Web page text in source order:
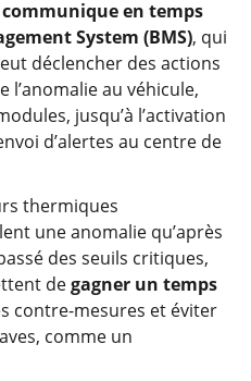
communique en temps
System (BMS), qui
déclencher des actions
l’anomalie au véhicule,
jusqu’à l’activation
d’alertes au centre de
thermiques
une anomalie qu’après
des seuils critiques,
degagner un temps
contre-mesures et éviter
comme un